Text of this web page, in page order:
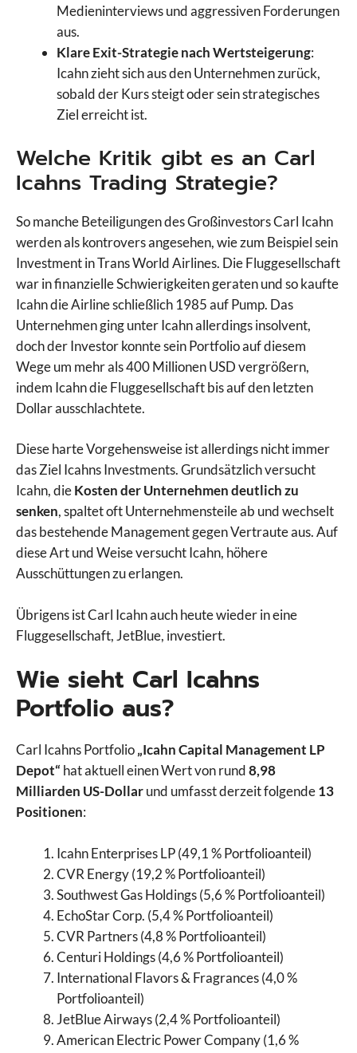
Medieninterviews und aggressiven Forderungen
aus.
Klare Exit-Strategie nach Wertsteigerung:
Icahn zieht sich aus den Unternehmen zurück,
sobald der Kurs steigt oder sein strategisches
Ziel erreicht ist.
Welche Kritik gibt es an Carl
Icahns Trading Strategie?
So manche Beteiligungen des Großinvestors Carl Icahn
werden als kontrovers angesehen, wie zum Beispiel sein
Investment in Trans World Airlines. Die Fluggesellschaft
war in finanzielle Schwierigkeiten geraten und so kaufte
Icahn die Airline schließlich 1985 auf Pump. Das
Unternehmen ging unter Icahn allerdings insolvent,
doch der Investor konnte sein Portfolio auf diesem
Wege um mehr als 400 Millionen USD vergrößern,
indem Icahn die Fluggesellschaft bis auf den letzten
Dollar ausschlachtete.
Diese harte Vorgehensweise ist allerdings nicht immer
das Ziel Icahns Investments. Grundsätzlich versucht
Icahn, dieKosten der Unternehmen deutlich zu
senken, spaltet oft Unternehmensteile ab und wechselt
das bestehende Management gegen Vertraute aus. Auf
diese Art und Weise versucht Icahn, höhere
Ausschüttungen zu erlangen.
Übrigens ist Carl Icahn auch heute wieder in eine
Fluggesellschaft, JetBlue, investiert.
Wie sieht Carl Icahns
Portfolio aus?
Carl Icahns Portfolio„Icahn Capital Management LP
Depot“ hat aktuell einen Wert von rund8,98
Milliarden US-Dollarund umfasst derzeit folgende13
Positionen:
Icahn Enterprises LP (49,1 % Portfolioanteil)
CVR Energy (19,2 % Portfolioanteil)
Southwest Gas Holdings (5,6 % Portfolioanteil)
EchoStar Corp. (5,4 % Portfolioanteil)
CVR Partners (4,8 % Portfolioanteil)
Centuri Holdings (4,6 % Portfolioanteil)
International Flavors & Fragrances (4,0 %
Portfolioanteil)
JetBlue Airways (2,4 % Portfolioanteil)
American Electric Power Company (1,6 %